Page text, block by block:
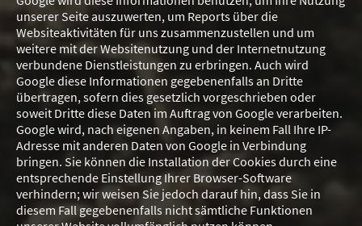
unserer Seite auszuwerten, um Reports über die
Websiteaktivitäten für uns zusammenzustellen und um
weitere mit der Websitenutzung und der Internetnutzung
verbundene Dienstleistungen zu erbringen. Auch wird
Google diese Informationen gegebenenfalls an Dritte
übertragen, sofern dies gesetzlich vorgeschrieben oder
soweit Dritte diese Daten im Auftrag von Google verarbeiten.
Google wird, nach eigenen Angaben, in keinem Fall Ihre IP-
Adresse mit anderen Daten von Google in Verbindung
bringen. Sie können die Installation der Cookies durch eine
entsprechende Einstellung Ihrer Browser-Software
verhindern; wir weisen Sie jedoch darauf hin, dass Sie in
diesem Fall gegebenenfalls nicht sämtliche Funktionen